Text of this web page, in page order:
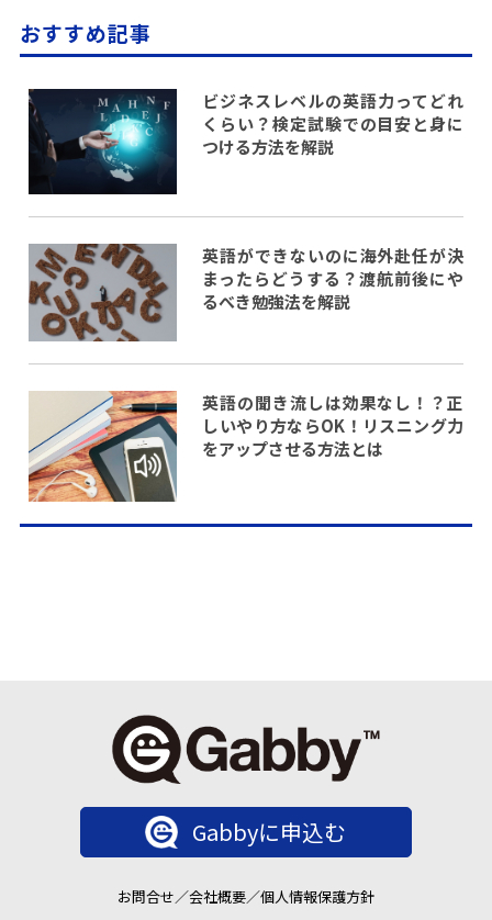
おすすめ記事
ビジネスレベルの英語力ってどれ
くらい？検定試験での目安と身に
つける方法を解説
英語ができないのに海外赴任が決
まったらどうする？渡航前後にや
るべき勉強法を解説
英語の聞き流しは効果なし！？正
しいやり方ならOK！リスニング力
をアップさせる方法とは
Gabbyに申込む
お問合せ／会社概要／個人情報保護方針